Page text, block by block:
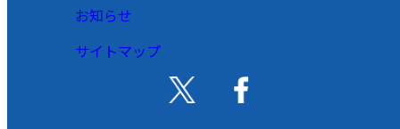
お知らせ
サイトマップ